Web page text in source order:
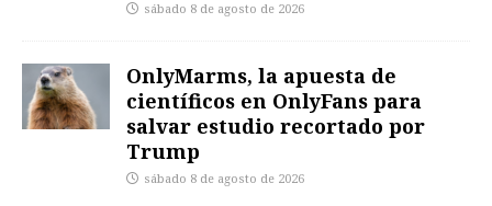
sábado 8 de agosto de 2026
OnlyMarms, la apuesta de
científicos en OnlyFans para
salvar estudio recortado por
Trump
sábado 8 de agosto de 2026